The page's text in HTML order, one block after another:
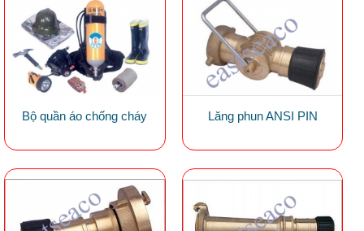
Bộ quần áo chống cháy Lăng phun ANSI PIN